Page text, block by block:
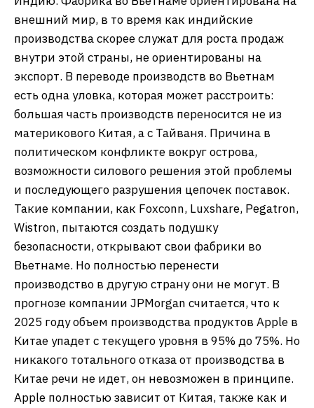
внешний мир, в то время как индийские
производства скорее служат для роста продаж
внутри этой страны, не ориентированы на
экспорт. В переводе производств во Вьетнам
есть одна уловка, которая может расстроить:
большая часть производств переносится не из
материкового Китая, а с Тайваня. Причина в
политическом конфликте вокруг острова,
возможности силового решения этой проблемы
и последующего разрушения цепочек поставок.
Такие компании, как Foxconn, Luxshare, Pegatron,
Wistron, пытаются создать подушку
безопасности, открывают свои фабрики во
Вьетнаме. Но полностью перенести
производство в другую страну они не могут. В
прогнозе компании JPMorgan считается, что к
2025 году объем производства продуктов Apple в
Китае упадет с текущего уровня в 95% до 75%. Но
никакого тотального отказа от производства в
Китае речи не идет, он невозможен в принципе.
Apple полностью зависит от Китая, также как и